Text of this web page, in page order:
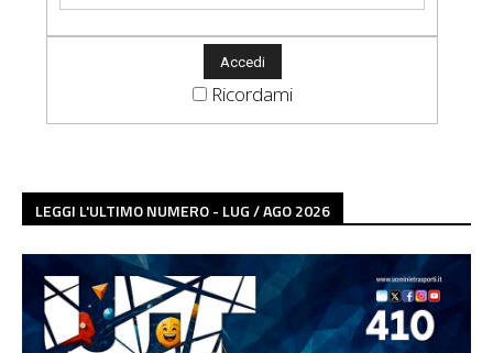
Ricordami
LEGGI L'ULTIMO NUMERO - LUG / AGO 2026